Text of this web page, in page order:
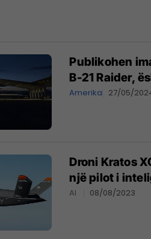
Publikohen
B-21 Raider,
Amerika 27/05/
Droni Kratos
një pilot i
AI 08/08/2023